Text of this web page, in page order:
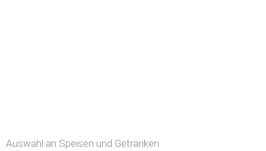
Auswahl an Speisen und Getränken